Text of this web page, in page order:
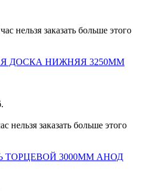
нельзя заказать больше этого
ДОСКА НИЖНЯЯ 3250ММ
нельзя заказать больше этого
ТОРЦЕВОЙ 3000ММ АНОД